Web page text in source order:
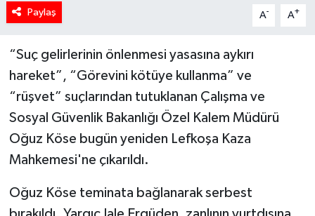
Paylaş A- A+
“Suç gelirlerinin önlenmesi yasasına aykırı
hareket”, “Görevini kötüye kullanma” ve
“rüşvet” suçlarından tutuklanan Çalışma ve
Sosyal Güvenlik Bakanlığı Özel Kalem Müdürü
Oğuz Köse bugün yeniden Lefkoşa Kaza
Mahkemesi'ne çıkarıldı.
Oğuz Köse teminata bağlanarak serbest